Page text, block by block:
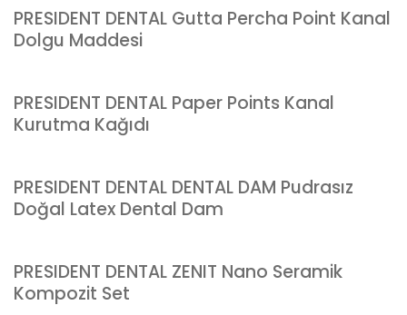
PRESIDENT DENTAL Gutta Percha Point Kanal
Dolgu Maddesi
PRESIDENT DENTAL Paper Points Kanal
Kurutma Kağıdı
PRESIDENT DENTAL DENTAL DAM Pudrasız
Doğal Latex Dental Dam
PRESIDENT DENTAL ZENIT Nano Seramik
Kompozit Set